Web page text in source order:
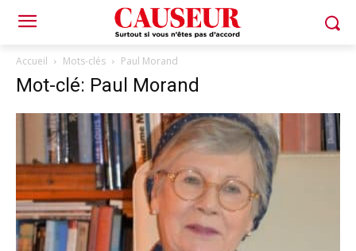
Accueil Mots-clés Paul Morand
Mot-clé: Paul Morand